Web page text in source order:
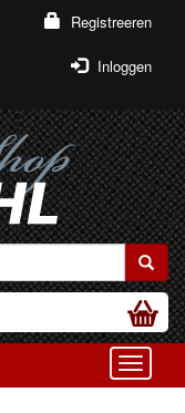
Registreeren
Inloggen